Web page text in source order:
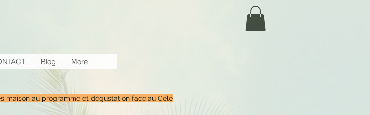
Blog More
maison au programme et dégustation face au Célé